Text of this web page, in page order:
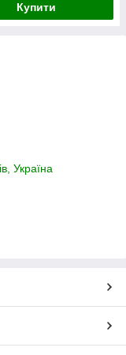
Купити
Україна